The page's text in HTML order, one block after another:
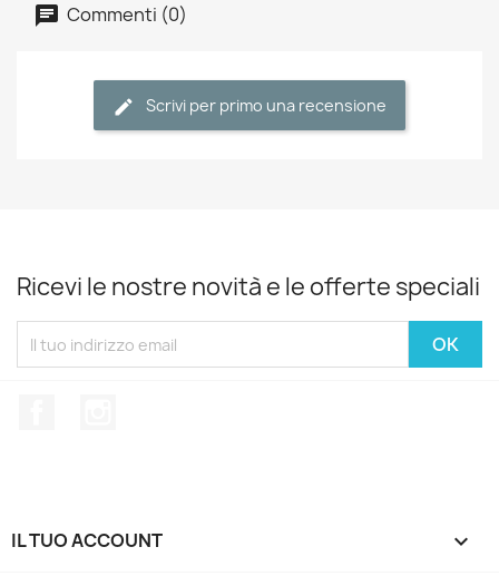
Commenti (0)
Scrivi per primo una recensione
Ricevi le nostre novità e le offerte speciali
IL TUO ACCOUNT 